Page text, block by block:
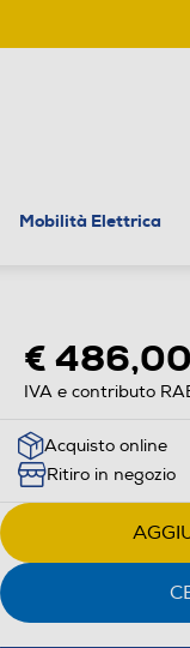
Mobilità Elettrica
€ 486,00
IVA e contributo
Acquisto online
Ritiro in negozio